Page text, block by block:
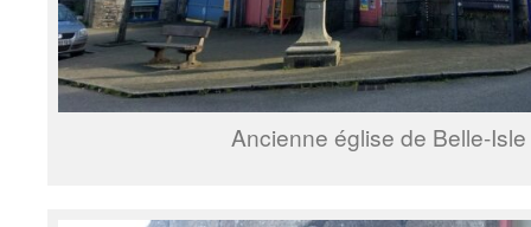
Ancienne église de Belle-